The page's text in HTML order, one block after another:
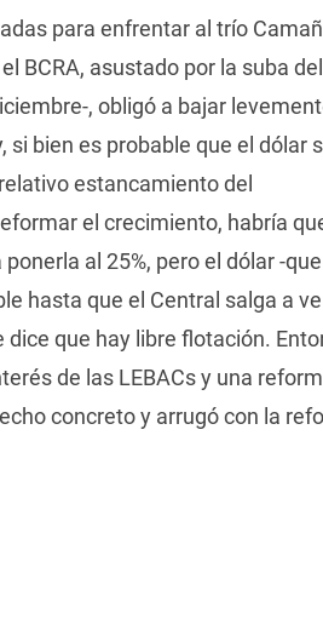
para enfrentar al trío
BCRA, asustado por la suba del
, obligó a bajar
si bien es probable que el dólar
estancamiento del
el crecimiento, habría
al 25%, pero el dólar -que
hasta que el Central salga a
que hay libre flotación.
de las LEBACs y una
concreto y arrugó con la